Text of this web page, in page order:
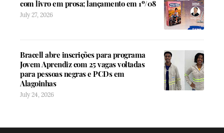
com livro em prosa; lançamento em 1º/08
July 27, 2026
Bracell abre inscrições para programa
Jovem Aprendiz com 25 vagas voltadas
para pessoas negras e PCDs em
Alagoinhas
July 24, 2026